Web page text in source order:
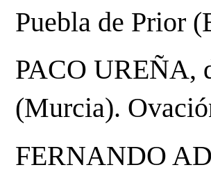
Puebla de Prior
PACO UREÑA,
(Murcia).
FERNANDO